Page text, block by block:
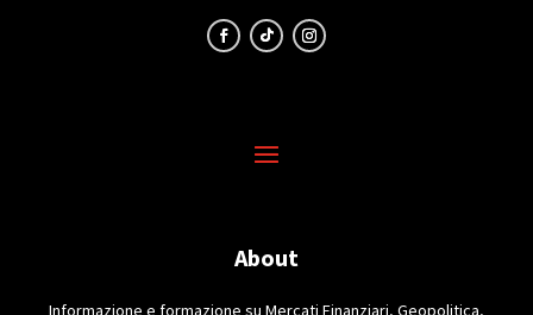
About
Informazione e formazione su Mercati Finanziari, Geopolitica,